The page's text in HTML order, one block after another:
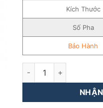
Kích Thước
Số Pha
Bảo Hành
Inverter Hòa Lưới